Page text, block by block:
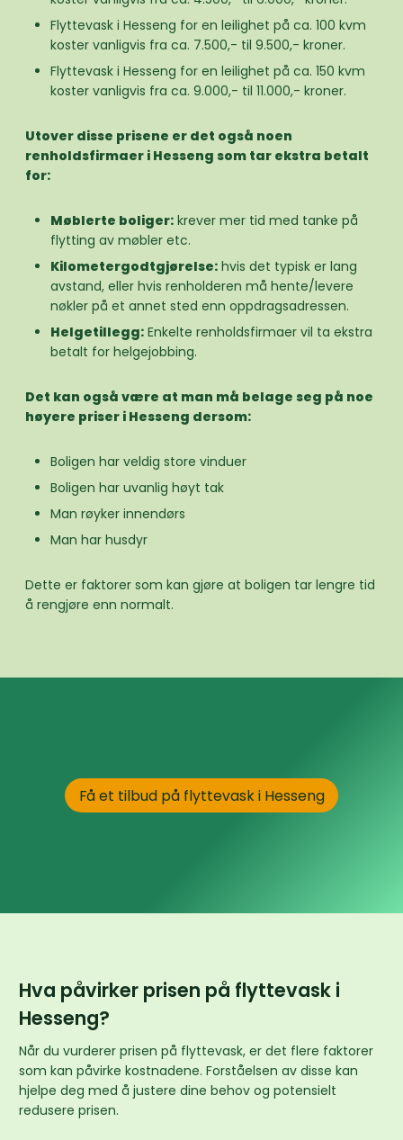
Flyttevask i Hesseng for en leilighet på ca. 100 kvm
koster vanligvis fra ca. 7.500,- til 9.500,- kroner.
Flyttevask i Hesseng for en leilighet på ca. 150 kvm
koster vanligvis fra ca. 9.000,- til 11.000,- kroner.
Utover disse prisene er det også noen
renholdsfirmaer i Hesseng som tar ekstra betalt
for:
Møblerte boliger: krever mer tid med tanke på
flytting av møbler etc.
Kilometergodtgjørelse: hvis det typisk er lang
avstand, eller hvis renholderen må hente/levere
nøkler på et annet sted enn oppdragsadressen.
Helgetillegg: Enkelte renholdsfirmaer vil ta ekstra
betalt for helgejobbing.
Det kan også være at man må belage seg på noe
høyere priser i Hesseng dersom:
Boligen har veldig store vinduer
Boligen har uvanlig høyt tak
Man røyker innendørs
Man har husdyr
Dette er faktorer som kan gjøre at boligen tar lengre tid
å rengjøre enn normalt.
Få et tilbud på flyttevask i Hesseng
Hva påvirker prisen på flyttevask i
Hesseng?
Når du vurderer prisen på flyttevask, er det flere faktorer
som kan påvirke kostnadene. Forståelsen av disse kan
hjelpe deg med å justere dine behov og potensielt
redusere prisen.